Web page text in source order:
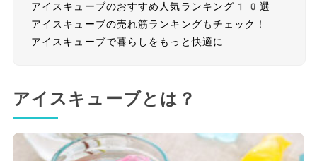
アイスキューブのおすすめ人気ランキング10選
アイスキューブの売れ筋ランキングもチェック！
アイスキューブで暮らしをもっと快適に
アイスキューブとは？